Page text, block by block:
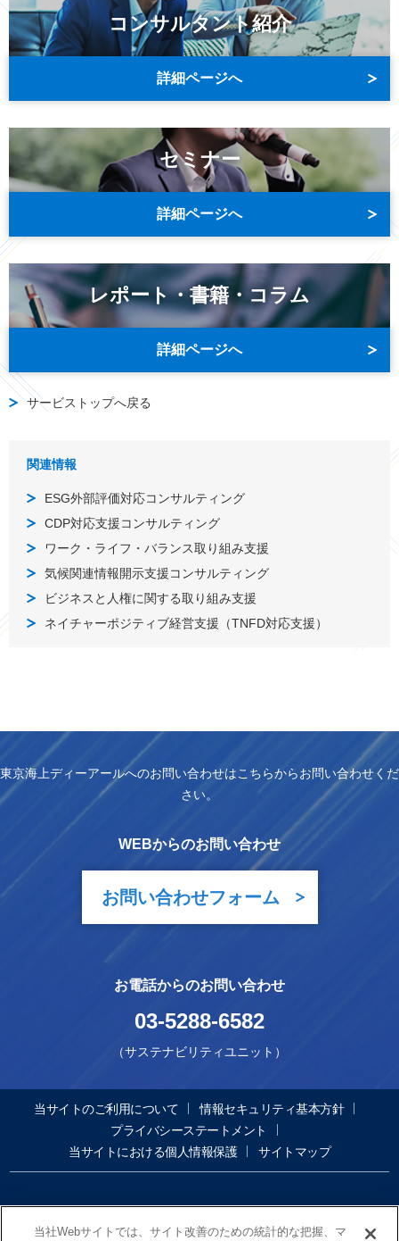
コンサルタント紹介
詳細ページへ
セミナー
詳細ページへ
レポート・書籍・コラム
詳細ページへ
サービストップへ戻る
関連情報
ESG外部評価対応コンサルティング
CDP対応支援コンサルティング
ワーク・ライフ・バランス取り組み支援
気候関連情報開示支援コンサルティング
ビジネスと人権に関する取り組み支援
ネイチャーポジティブ経営支援（TNFD対応支援）
東京海上ディーアールへのお問い合わせはこちらからお問い合わせくだ
さい。
WEBからのお問い合わせ
お問い合わせフォーム
お電話からのお問い合わせ
03-5288-6582
（サステナビリティユニット）
当サイトのご利用について
情報セキュリティ基本方針
プライバシーステートメント
当サイトにおける個人情報保護
サイトマップ
当社Webサイトでは、サイト改善のための統計的な把握、マ